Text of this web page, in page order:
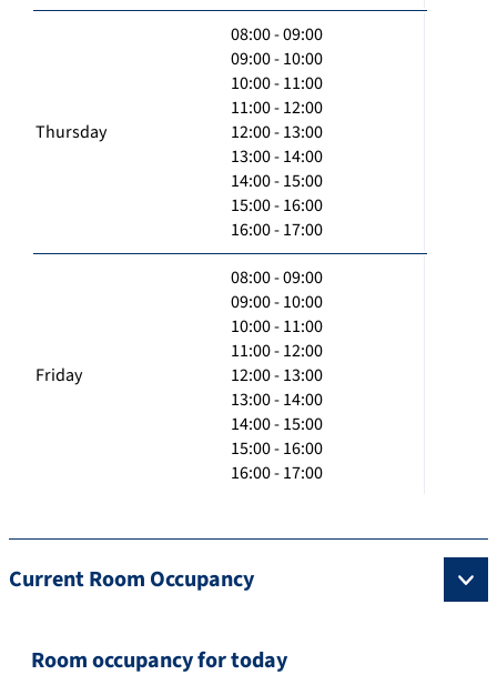
Thursday
08:00 - 09:00
09:00 - 10:00
10:00 - 11:00
11:00 - 12:00
12:00 - 13:00
13:00 - 14:00
14:00 - 15:00
15:00 - 16:00
16:00 - 17:00
Friday
08:00 - 09:00
09:00 - 10:00
10:00 - 11:00
11:00 - 12:00
12:00 - 13:00
13:00 - 14:00
14:00 - 15:00
15:00 - 16:00
16:00 - 17:00
Current Room Occupancy
Room occupancy for today